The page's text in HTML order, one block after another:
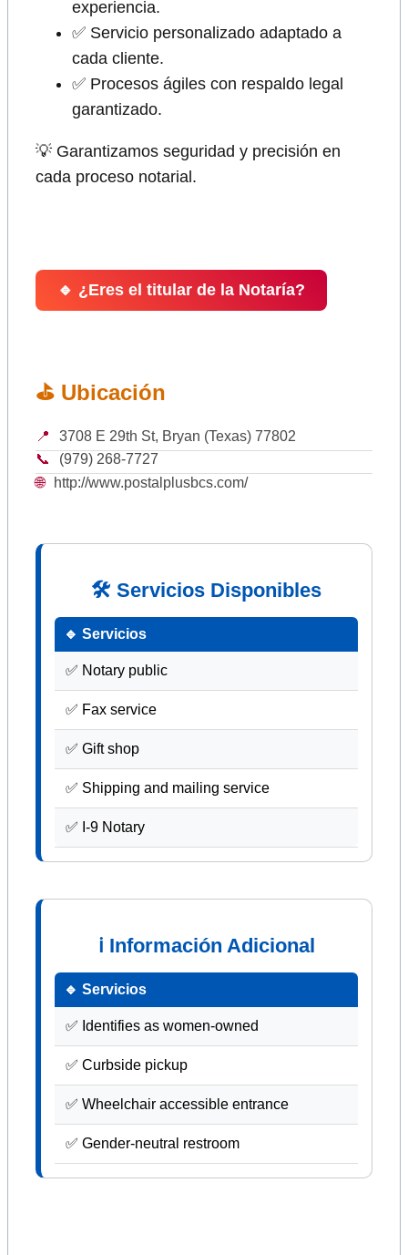
experiencia.
✅ Servicio personalizado adaptado a
cada cliente.
✅ Procesos ágiles con respaldo legal
garantizado.
💡 Garantizamos seguridad y precisión en
cada proceso notarial.
🔹 ¿Eres el titular de la Notaría?
⛳ Ubicación
📍
3708 E 29th St, Bryan (Texas) 77802
📞
(979) 268-7727
🌐
http://www.postalplusbcs.com/
🛠 Servicios Disponibles
🔹 Servicios
✅ Notary public
✅ Fax service
✅ Gift shop
✅ Shipping and mailing service
✅ I-9 Notary
ℹ Información Adicional
🔹 Servicios
✅ Identifies as women-owned
✅ Curbside pickup
✅ Wheelchair accessible entrance
✅ Gender-neutral restroom